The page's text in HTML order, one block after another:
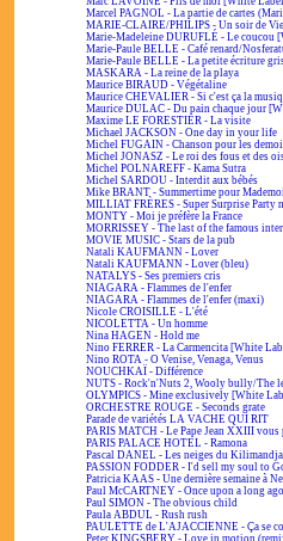
Marcel PAGNOL - La partie de cartes
MARIE-CLAIRE/PHILIPS - Un soir de
Marie-Madeleine DURUFLÉ - Le coucou
Marie-Paule BELLE - Café renard/
Marie-Paule BELLE - La petite écriture
MASKARA - La reine de la playa
Maurice BIRAUD - Végétaline
Maurice CHEVALIER - Si c'est ça la
Maurice DULAC - Du pain chaque jour
Maxime LE FORESTIER - La visite
Michael JACKSON - One day in your life
Michel FUGAIN - Chanson pour les
Michel JONASZ - Le roi des fous et des
Michel POLNAREFF - Kama Sutra
Michel SARDOU - Interdit aux bébés
Mike BRANT - Summertime pour
MILLIAT FRÈRES - Super Surprise Party
MONTY - Moi je préfère la France
MORRISSEY - The last of the famous
MOVIE MUSIC - Stars de la pub
Natali KAUFMANN - Lover
Natali KAUFMANN - Lover (bleu)
NATALYS - Ses premiers cris
NIAGARA - Flammes de l'enfer
NIAGARA - Flammes de l'enfer (maxi)
Nicole CROISILLE - L'été
NICOLETTA - Un homme
Nina HAGEN - Hold me
Nino FERRER - La Carmencita [White
Nino ROTA - O Venise, Venaga, Venus
NOUCHKAÏ - Différence
NUTS - Rock'n'Nuts 2, Wooly bully/The
OLYMPICS - Mine exclusively [White
ORCHESTRE ROUGE - Seconds grate
Parade de variétés LA VACHE QUI RIT
PARIS MATCH - Le Pape Jean XXIII vous
PARIS PALACE HOTEL - Ramona
Pascal DANEL - Les neiges du
PASSION FODDER - I'd sell my soul to
Patricia KAAS - Une dernière semaine à
Paul McCARTNEY - Once upon a long ago
Paul SIMON - The obvious child
Paula ABDUL - Rush rush
PAULETTE de L'AJACCIENNE - Ça se
Peter KINGSBERY - Love in motion